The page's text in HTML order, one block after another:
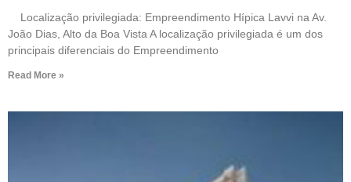
Localização privilegiada: Empreendimento Hípica Lavvi na Av.
João Dias, Alto da Boa Vista A localização privilegiada é um dos
principais diferenciais do Empreendimento
Read More »